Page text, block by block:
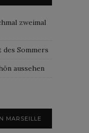
zweimal
Sommers
aussehen
MARSEILLE